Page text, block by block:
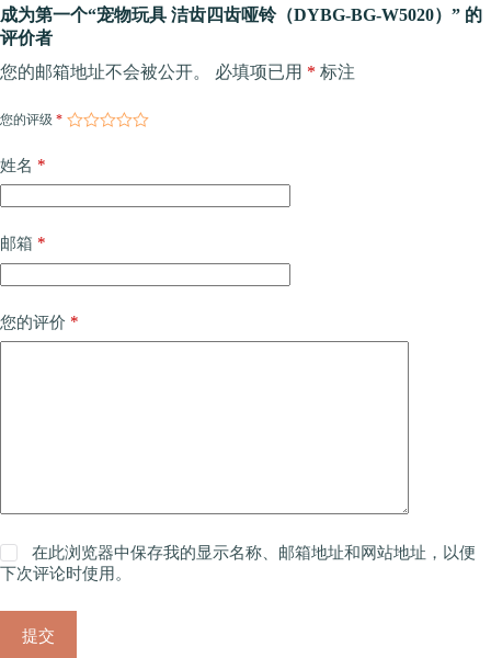
成为第一个“宠物玩具 洁齿四齿哑铃（DYBG-BG-W5020）” 的
评价者
您的邮箱地址不会被公开。
必填项已用 * 标注
您的评级 *
姓名 *
邮箱 *
您的评价 *
在此浏览器中保存我的显示名称、邮箱地址和网站地址，以便
下次评论时使用。
提交